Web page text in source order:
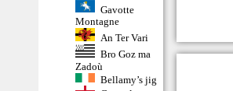
Gavotte
Montagne
An Ter Vari
Bro Goz ma
Zadoù
Bellamy’s jig